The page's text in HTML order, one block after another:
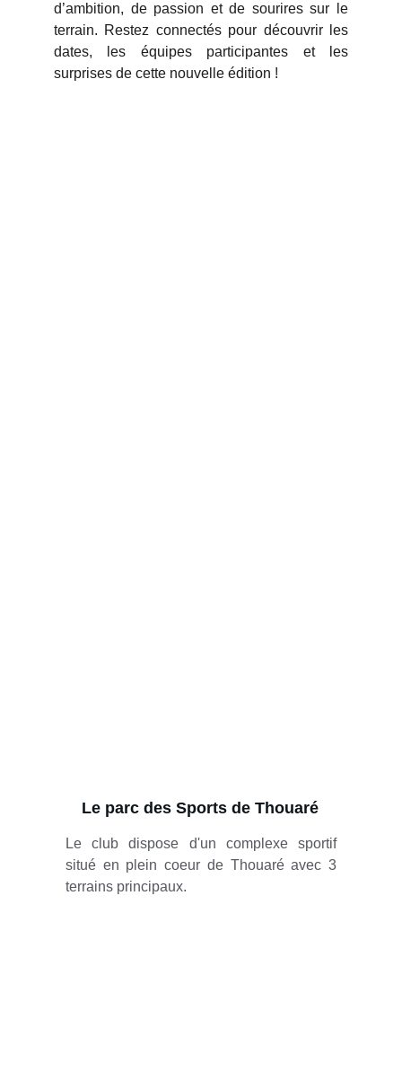
d’ambition, de passion et de sourires sur le
terrain. Restez connectés pour découvrir les
dates, les équipes participantes et les
surprises de cette nouvelle édition !
Le parc des Sports de Thouaré
Le club dispose d'un complexe sportif
situé en plein coeur de Thouaré avec 3
terrains principaux.